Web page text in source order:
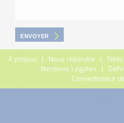
ENVOYER
A propos Nous rejoindre
Mentions Légales
Convertisseur